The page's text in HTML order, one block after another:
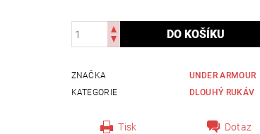
ZNAČKA
UNDER ARMOUR
KATEGORIE
DLOUHÝ RUKÁV
Tisk Dotaz